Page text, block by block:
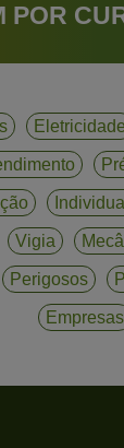
POR
Eletricidade
Individual
Vigia
Perigosos
Empresas